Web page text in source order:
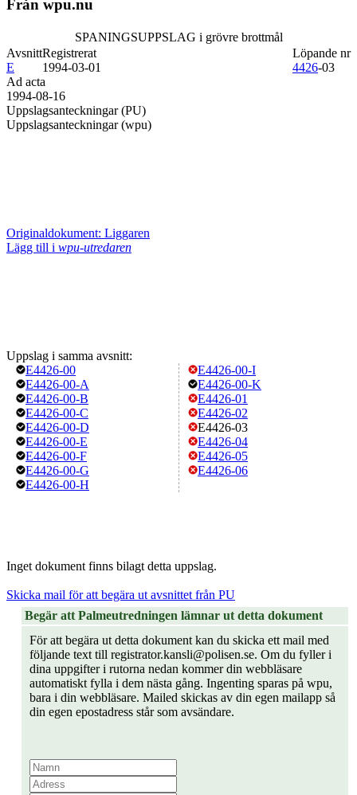
Från wpu.nu
SPANINGSUPPSLAG i grövre brottmål
Avsnitt
E
Löpande nr
4426-03
Registrerat
1994-03-01
Ad acta
1994-08-16
Uppslagsanteckningar (PU)
Uppslagsanteckningar (wpu)
Originaldokument: Liggaren
Lägg till i wpu-utredaren
Uppslag i samma avsnitt:
E4426-00
E4426-00-A
E4426-00-B
E4426-00-C
E4426-00-D
E4426-00-E
E4426-00-F
E4426-00-G
E4426-00-H
E4426-00-I
E4426-00-K
E4426-01
E4426-02
E4426-03
E4426-04
E4426-05
E4426-06
Inget dokument finns bilagt detta uppslag.
Skicka mail för att begära ut avsnittet från PU
Begär att Palmeutredningen lämnar ut detta dokument
För att begära ut detta dokument kan du skicka ett mail med
följande text till registrator.kansli@polisen.se. Om du fyller i
dina uppgifter i rutorna nedan kommer din webbläsare
automatiskt fylla i dem nästa gång. Ingenting sparas på wpu,
bara i din webbläsare. Mailed skickas av din egen mailapp så
din egen epostadress står som avsändare.